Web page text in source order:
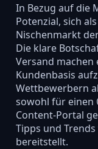
In Bezug auf die
Potenzial, sich
Nischenmarkt
Die klare
Versand machen
Kundenbasis
Wettbewerbern
sowohl für einen
Content-Portal
Tipps und
bereitstellt.